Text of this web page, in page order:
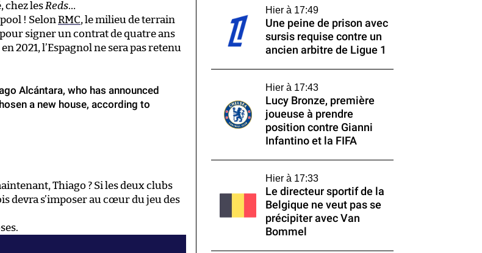
chez lesReds…
! SelonRMC, le milieu de terrain
signer un contrat de quatre ans
2021, l’Espagnol ne sera pas retenu
Alcántara, who has announced
a new house, according to
Thiago ? Si les deux clubs
devra s’imposer au cœur du jeu des
Hier à 17:49
Une peine de prison avec
sursis requise contre un
ancien arbitre de Ligue 1
Hier à 17:43
Lucy Bronze, première
joueuse à prendre
position contre Gianni
Infantino et la FIFA
Hier à 17:33
Le directeur sportif de la
Belgique ne veut pas se
précipiter avec Van
Bommel